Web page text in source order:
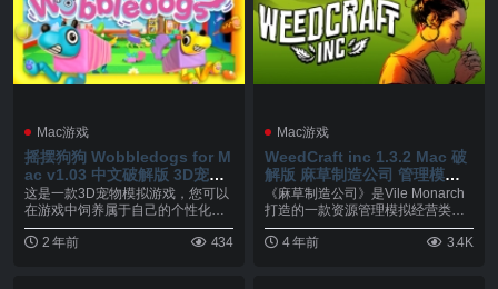
Mac游戏
摇摆狗狗 Wobbledogs for M
ac v1.03 中文破解版 3D宠物
模拟游戏
这是一款3D宠物模拟游戏，您可以
在游戏中饲养属于自己的个性化变
异狗群，模拟度极高...
2 年前
434
Mac游戏
WeedCraft inc 1.3.2 Mac 破
解版 麻草制造公司 管理模拟
经营类游戏
《麻草制造公司》是Vile Monarch
打造的一款资源管理模拟经营类游
戏，与《...
4 年前
3.4K